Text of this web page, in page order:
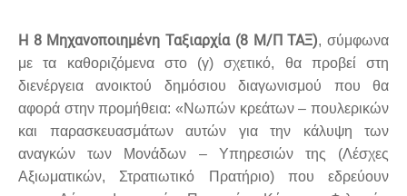
Η 8 Μηχανοποιημένη Ταξιαρχία (8 Μ/Π ΤΑΞ),σύμφωνα
με τα καθοριζόμενα στο (γ) σχετικό, θα προβεί στη
διενέργεια ανοικτού δημόσιου διαγωνισμού που θα
αφορά στην προμήθεια: «Νωπών κρεάτων – πουλερικών
και παρασκευασμάτων αυτών για την κάλυψη των
αναγκών των Μονάδων – Υπηρεσιών της (Λέσχες
Αξιωματικών, Στρατιωτικό Πρατήριο) που εδρεύουν